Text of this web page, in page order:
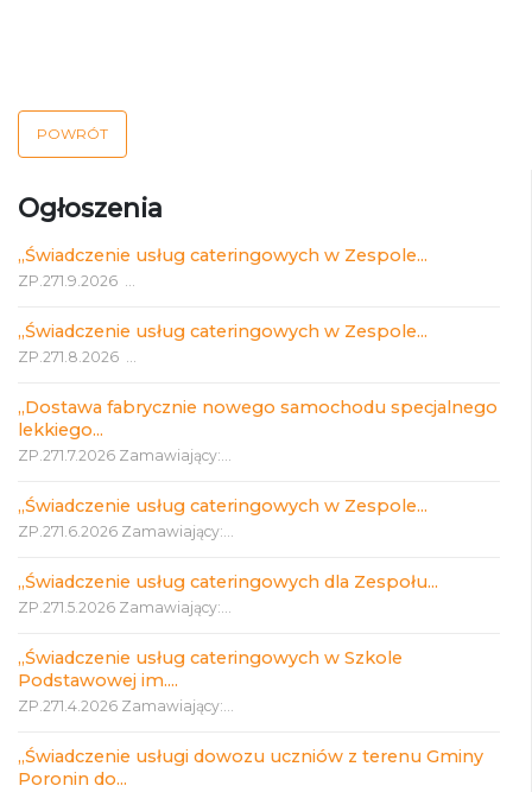
Ogłoszenia
„Świadczenie usług cateringowych w Zespole...
ZP.271.9.2026 ...
„Świadczenie usług cateringowych w Zespole...
ZP.271.8.2026 ...
„Dostawa fabrycznie nowego samochodu specjalnego
lekkiego...
ZP.271.7.2026 Zamawiający:...
„Świadczenie usług cateringowych w Zespole...
ZP.271.6.2026 Zamawiający:...
„Świadczenie usług cateringowych dla Zespołu...
ZP.271.5.2026 Zamawiający:...
„Świadczenie usług cateringowych w Szkole
Podstawowej im....
ZP.271.4.2026 Zamawiający:...
„Świadczenie usługi dowozu uczniów z terenu Gminy
Poronin do...
POWRÓT